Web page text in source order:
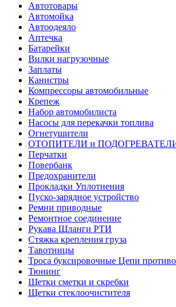
Автотовары
Автомойка
Автоодеяло
Аптечка
Батарейки
Вилки нагрузочные
Заплаты
Канистры
Компрессоры автомобильные
Крепеж
Набор автомобилиста
Насосы для перекачки топлива
Огнетушители
ОТОПИТЕЛИ и
Перчатки
Повербанк
Предохранители
Прокладки Уплотнения
Пуско-зарядное устройство
Ремни приводные
Ремонтное соединение
Рукава Шланги РТИ
Стяжка крепления груза
Тавотницы
Троса буксировочные Цепи
Тюнинг
Щетки сметки и скребки
Щетки стеклоочистителя